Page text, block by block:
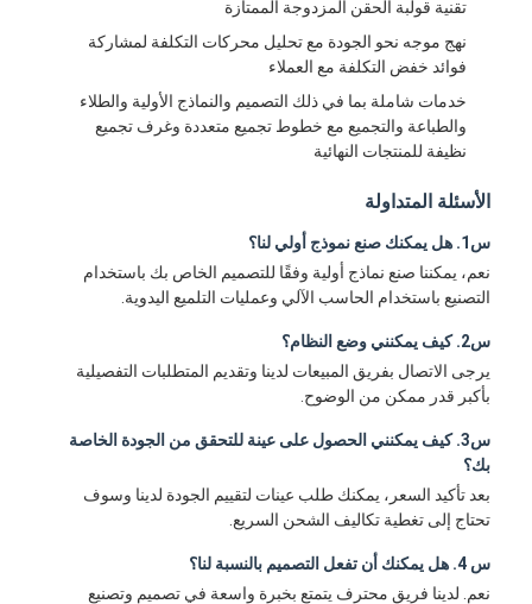
صب حقن مزدوج
صب حقن دقيقة
حقن صب طلقة واحدة
إدراج حقن صب
صب حقن السيليكون
خدمة الصب يموت
تقنية قولبة الحقن المزدوجة الممتازة
نهج موجه نحو الجودة مع تحليل محركات التكلفة لمشاركة
فوائد خفض التكلفة مع العملاء
خدمات شاملة بما في ذلك التصميم والنماذج الأولية والطلاء
والطباعة والتجميع مع خطوط تجميع متعددة وغرف تجميع
نظيفة للمنتجات النهائية
الأسئلة المتداولة
س1. هل يمكنك صنع نموذج أولي لنا؟
نعم، يمكننا صنع نماذج أولية وفقًا للتصميم الخاص بك باستخدام
التصنيع باستخدام الحاسب الآلي وعمليات التلميع اليدوية.
س2. كيف يمكنني وضع النظام؟
يرجى الاتصال بفريق المبيعات لدينا وتقديم المتطلبات التفصيلية
بأكبر قدر ممكن من الوضوح.
س3. كيف يمكنني الحصول على عينة للتحقق من الجودة الخاصة
بك؟
بعد تأكيد السعر، يمكنك طلب عينات لتقييم الجودة لدينا وسوف
تحتاج إلى تغطية تكاليف الشحن السريع.
س 4. هل يمكنك أن تفعل التصميم بالنسبة لنا؟
نعم. لدينا فريق محترف يتمتع بخبرة واسعة في تصميم وتصنيع